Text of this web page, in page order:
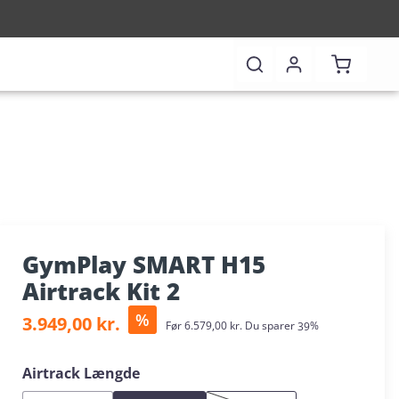
GymPlay SMART H15
Airtrack Kit 2
Salgspris:
3.949,00 kr. % FørAlmindelig pris:
6.579,00 kr.Du sparer39%
Vælg
Airtrack Længde